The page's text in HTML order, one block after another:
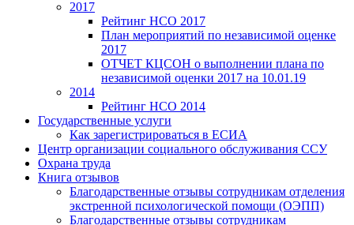
2017
Рейтинг НСО 2017
План мероприятий по независимой оценке
2017
ОТЧЕТ КЦСОН о выполнении плана по
независимой оценки 2017 на 10.01.19
2014
Рейтинг НСО 2014
Государственные услуги
Как зарегистрироваться в ЕСИА
Центр организации социального обслуживания ССУ
Охрана труда
Книга отзывов
Благодарственные отзывы сотрудникам отделения
экстренной психологической помощи (ОЭПП)
Благодарственные отзывы сотрудникам